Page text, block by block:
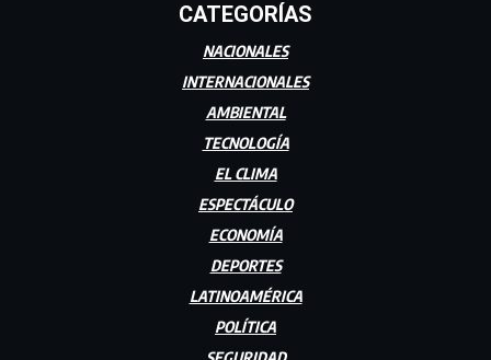
CATEGORÍAS
NACIONALES
INTERNACIONALES
AMBIENTAL
TECNOLOGÍA
EL CLIMA
ESPECTÁCULO
ECONOMÍA
DEPORTES
LATINOAMÉRICA
POLÍTICA